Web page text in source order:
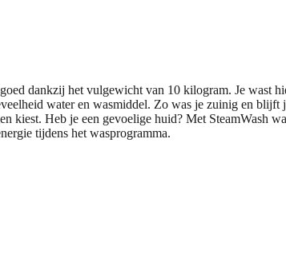
dankzij het vulgewicht van 10 kilogram. Je wast
water en wasmiddel. Zo was je zuinig en
kiest. Heb je een gevoelige huid? Met SteamWash
tijdens het wasprogramma.